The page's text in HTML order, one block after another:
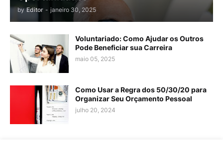
by Editor - janeiro 30, 2025
Voluntariado: Como Ajudar os Outros
Pode Beneficiar sua Carreira
maio 05, 2025
Como Usar a Regra dos 50/30/20 para
Organizar Seu Orçamento Pessoal
julho 20, 2024